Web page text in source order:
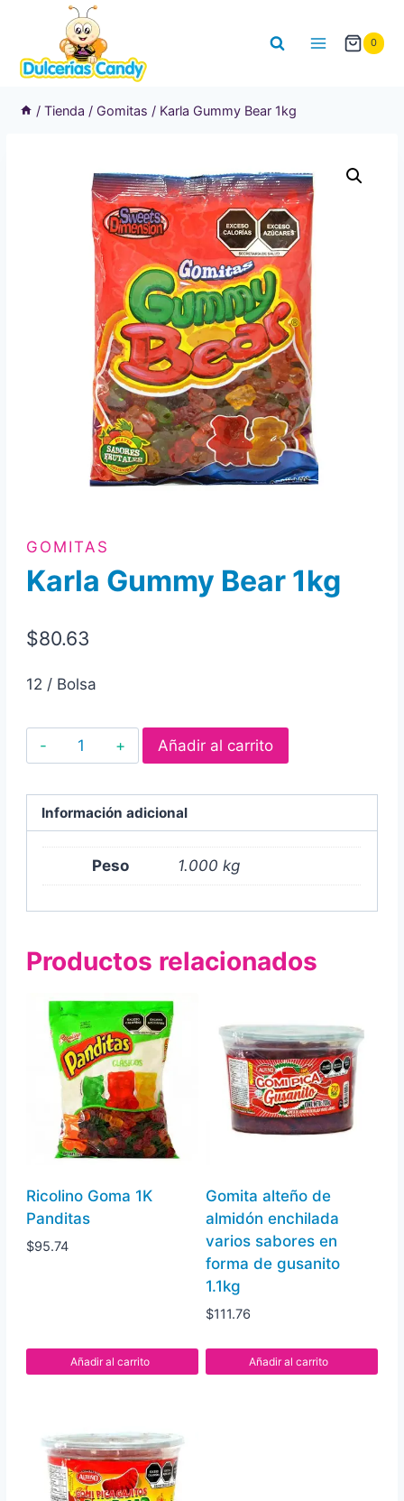
contenido
0
/ Tienda / Gomitas / Karla Gummy Bear 1kg
GOMITAS
Karla Gummy Bear 1kg
$80.63
12 / Bolsa
Karla
Gummy
1kg
cantidad
Añadir al carrito
Información adicional
Peso 1.000 kg
Productos relacionados
Ricolino Goma 1K
Panditas
$95.74
Añadir al carrito
Gomita alteño de
almidón enchilada
varios sabores en
forma de gusanito
1.1kg
$111.76
Añadir al carrito